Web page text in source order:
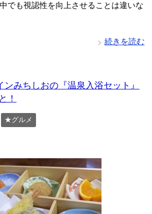
でも視認性を向上させることは違いな
続きを読む
ンみちしおの『温泉入浴セット』
！
★グルメ